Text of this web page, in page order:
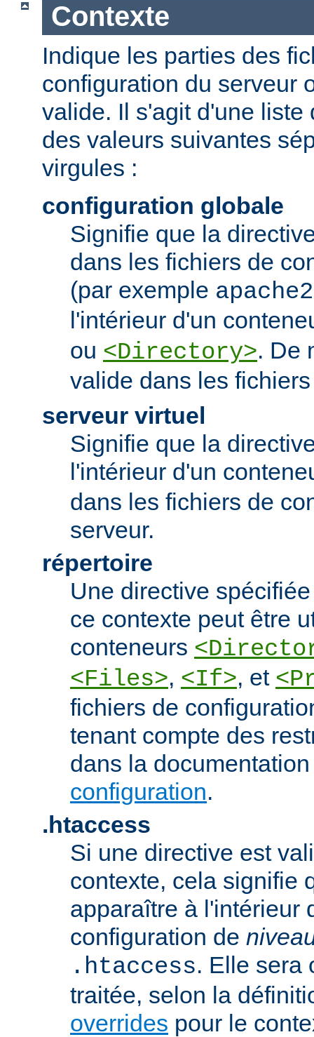
Contexte
Indique les parties des
configuration du serveur
valide. Il s'agit d'une liste
des valeurs suivantes
virgules :
configuration globale
Signifie que la
dans les fichiers de
(par exemple
l'intérieur d'un
ou <Directory>. De
valide dans les
serveur virtuel
Signifie que la
l'intérieur d'un
dans les fichiers de
serveur.
répertoire
Une directive
ce contexte peut être
conteneurs
<Files>, <If>, et
fichiers de
tenant compte des
dans la
configuration.
.htaccess
Si une directive est
contexte, cela signifie
apparaître à l'intérieur
configuration de
.htaccess. Elle sera
traitée, selon la
overrides pour le